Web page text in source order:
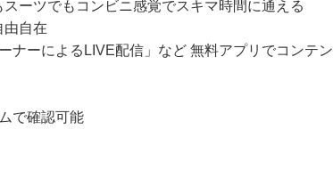
ーツでもコンビニ感覚でスキマ時間に通える
由自在
ナーによるLIVE配信」など 無料アプリでコンテン
で確認可能